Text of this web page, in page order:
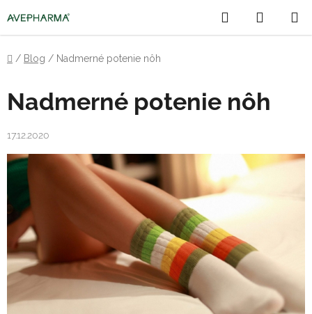
na
obsah
Hľadať
KOŠÍK
Domov
/ Blog / Nadmerné potenie nôh
Nadmerné potenie nôh
17.12.2020